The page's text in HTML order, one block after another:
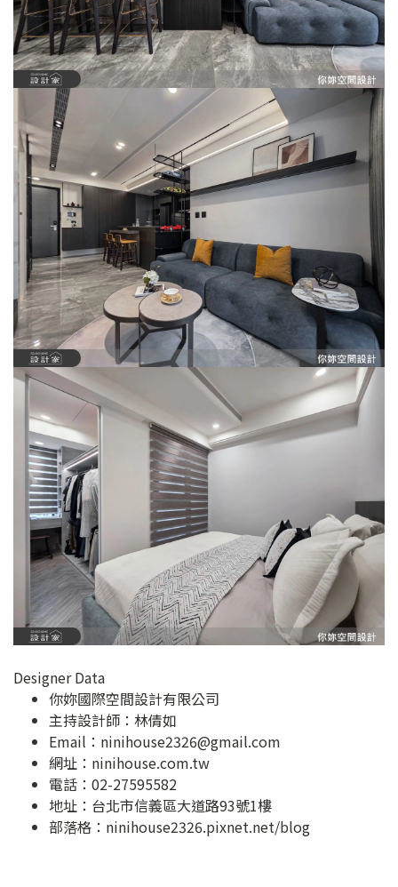
Designer Data
你妳國際空間設計有限公司
主持設計師：林倩如
Email： ninihouse2326@gmail.com
網址： ninihouse.com.tw
電話：02-27595582
地址： 台北市信義區大道路93號1樓
部落格： ninihouse2326.pixnet.net/blog